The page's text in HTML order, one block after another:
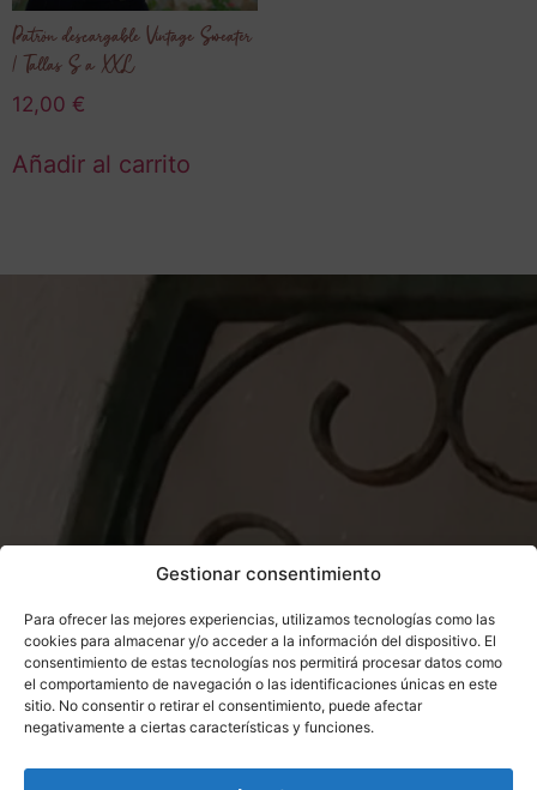
Gestionar consentimiento
Para ofrecer las mejores experiencias, utilizamos tecnologías como las
cookies para almacenar y/o acceder a la información del dispositivo. El
consentimiento de estas tecnologías nos permitirá procesar datos como
el comportamiento de navegación o las identificaciones únicas en este
sitio. No consentir o retirar el consentimiento, puede afectar
negativamente a ciertas características y funciones.
Patrón descargable Vintage Sweater
| Tallas S a XXL
12,00 €
Añadir al carrito